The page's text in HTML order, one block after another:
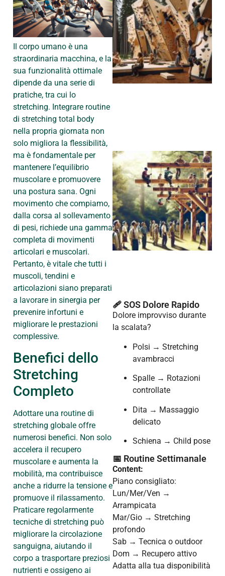
Il corpo umano è una
straordinaria macchina, e la
sua funzionalità ottimale
dipende da una serie di
pratiche, tra cui lo
stretching. Integrare routine
di stretching total body
nella propria giornata non
solo migliora la flessibilità,
ma è fondamentale per
mantenere l’equilibrio
muscolare e promuovere
una postura sana. Ogni
movimento che compiamo,
dalla corsa al sollevamento
di pesi, richiede una gamma
completa di movimenti
articolari e muscolari.
Pertanto, è vitale che tutti i
muscoli, tendini e
articolazioni siano preparati
a lavorare in sinergia per
prevenire infortuni e
migliorare le prestazioni
complessive.
Benefici dello
Stretching
Completo
Adottare una routine di
stretching globale offre
numerosi benefici. Non solo
accelera il recupero
muscolare e aumenta la
mobilità, ma contribuisce
anche a ridurre la tensione e
promuove il rilassamento.
Praticare regolarmente
tecniche di stretching può
migliorare la circolazione
sanguigna, aiutando il
corpo a trasportare preziosi
nutrienti e ossigeno ai
🩹 SOS Dolore Rapido
Dolore improvviso durante
la scalata?
Polsi → Stretching
avambracci
Spalle → Rotazioni
controllate
Dita → Massaggio
delicato
Schiena → Child pose
📅 Routine Settimanale
Content:
Piano consigliato:
Lun/Mer/Ven →
Arrampicata
Mar/Gio → Stretching
profondo
Sab → Tecnica o outdoor
Dom → Recupero attivo
Adatta alla tua disponibilità